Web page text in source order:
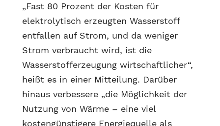
„Fast 80 Prozent der Kosten für
elektrolytisch erzeugten Wasserstoff
entfallen auf Strom, und da weniger
Strom verbraucht wird, ist die
Wasserstofferzeugung wirtschaftlicher“,
heißt es in einer Mitteilung. Darüber
hinaus verbessere „die Möglichkeit der
Nutzung von Wärme – eine viel
kostengünstigere Energiequelle als